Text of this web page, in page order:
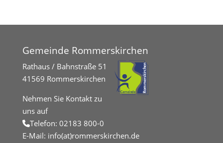
Gemeinde Rommerskirchen
Rathaus / Bahnstraße 51
41569 Rommerskirchen
Nehmen Sie Kontakt zu
uns auf
Telefon: 02183 800-0
E-Mail: info(at)rommerskirchen.de